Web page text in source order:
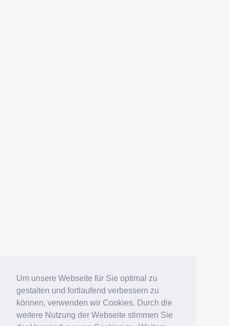
Um unsere Webseite für Sie optimal zu
gestalten und fortlaufend verbessern zu
können, verwenden wir Cookies. Durch die
weitere Nutzung der Webseite stimmen Sie